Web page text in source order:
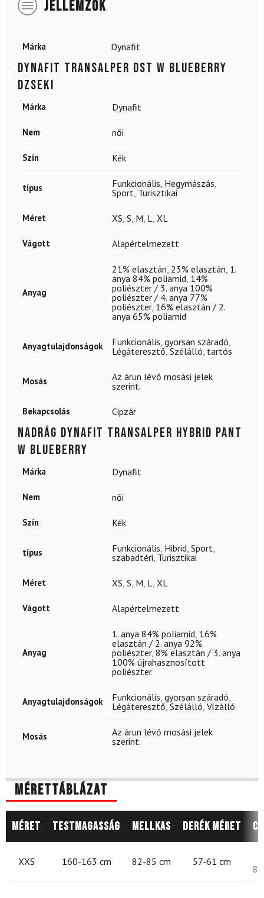
JELLEMZŐK
Márka Dynafit
DYNAFIT Transalper DST W Blueberry
dzseki
Márka Dynafit
Nem női
Szín Kék
típus Funkcionális Hegymászás
Sport Turisztikai
Méret XS S M L XL
Vágott Alapértelmezett
Anyag
21% elasztán 23% elasztán 1.
anya 84% poliamid 14%
poliészter / 3. anya 100%
poliészter / 4. anya 77%
poliészter, 16% elasztán / 2.
anya 65% poliamid
Anyagtulajdonságok Funkcionális gyorsan száradó
Légáteresztő,Szélálló tartós
Mosás
Az árun lévő mosási jelek
szerint.
Bekapcsolás Cipzár
Nadrág DYNAFIT Transalper Hybrid Pant
W Blueberry
Márka Dynafit
Nem női
Szín Kék
típus Funkcionális Hibrid Sport
szabadtéri Turisztikai
Méret XS S M L XL
Vágott Alapértelmezett
Anyag
1. anya 84% poliamid 16%
elasztán / 2. anya 92%
poliészter, 8% elasztán / 3. anya
100% újrahasznosított
poliészter
Anyagtulajdonságok Funkcionális gyorsan száradó
Légáteresztő,Szélálló Vízálló
Mosás
Az árun lévő mosási jelek
szerint.
Mérettáblázat
Méret Testmagasság Mellkas Derék méret
XXS 160-163 cm 82-85 cm 57-61 cm